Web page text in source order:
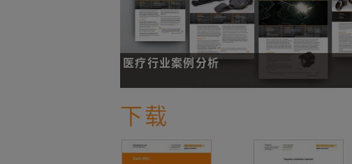
医疗行业案例分析
了解更多
下载